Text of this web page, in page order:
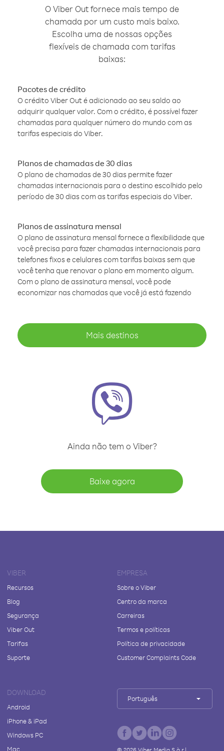
O Viber Out fornece mais tempo de
chamada por um custo mais baixo.
Escolha uma de nossas opções
flexíveis de chamada com tarifas
baixas:
Pacotes de crédito
O crédito Viber Out é adicionado ao seu saldo ao
adquirir qualquer valor. Com o crédito, é possível fazer
chamadas para qualquer número do mundo com as
tarifas especiais do Viber.
Planos de chamadas de 30 dias
O plano de chamadas de 30 dias permite fazer
chamadas internacionais para o destino escolhido pelo
período de 30 dias com as tarifas especiais do Viber.
Planos de assinatura mensal
O plano de assinatura mensal fornece a flexibilidade que
você precisa para fazer chamadas internacionais para
telefones fixos e celulares com tarifas baixas sem que
você tenha que renovar o plano em momento algum.
Com o plano de assinatura mensal, você pode
economizar nas chamadas que você já está fazendo
Mais destinos
Ainda não tem o Viber?
Baixe agora
VIBER
Recursos
Blog
Segurança
Viber Out
Tarifas
Suporte
EMPRESA
Sobre o Viber
Centro da marca
Carreiras
Termos e políticas
Política de privacidade
Customer Complaints Code
DOWNLOAD
Android
iPhone & iPad
Windows PC
Mac
Português